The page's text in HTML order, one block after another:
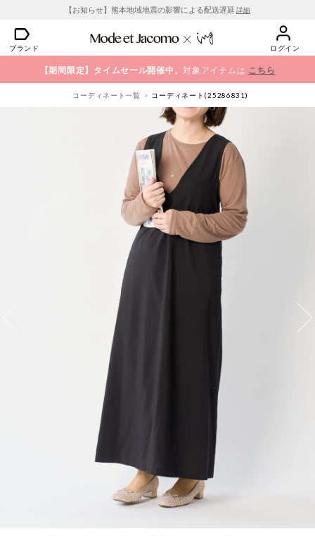
【お知らせ】熊本地域地震の影響による配送遅延 詳細
ブランド ログイン
【期間限定】タイムセール開催中。対象アイテムは こちら
コーディネート一覧 コーディネート(25286831)